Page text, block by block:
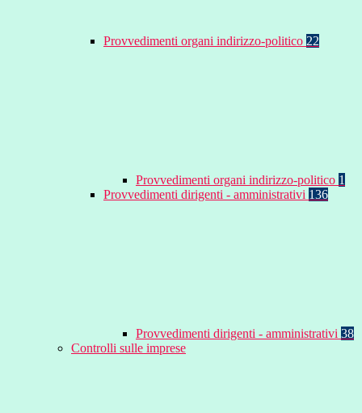
Provvedimenti organi indirizzo-politico 22
Provvedimenti organi indirizzo-politico 1
Provvedimenti dirigenti - amministrativi 136
Provvedimenti dirigenti - amministrativi 38
Controlli sulle imprese